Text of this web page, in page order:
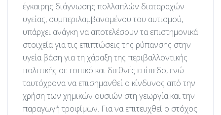
έγκαιρης διάγνωσης πολλαπλών διαταραχών
υγείας, συμπεριλαμβανομένου του αυτισμού,
υπάρχει ανάγκη να αποτελέσουν τα επιστημονικά
στοιχεία για τις επιπτώσεις της ρύπανσης στην
υγεία βάση για τη χάραξη της περιβαλλοντικής
πολιτικής σε τοπικό και διεθνές επίπεδο, ενώ
ταυτόχρονα να επισημανθεί ο κίνδυνος από την
χρήση των χημικών ουσιών στη γεωργία και την
παραγωγή τροφίμων. Για να επιτευχθεί ο στόχος